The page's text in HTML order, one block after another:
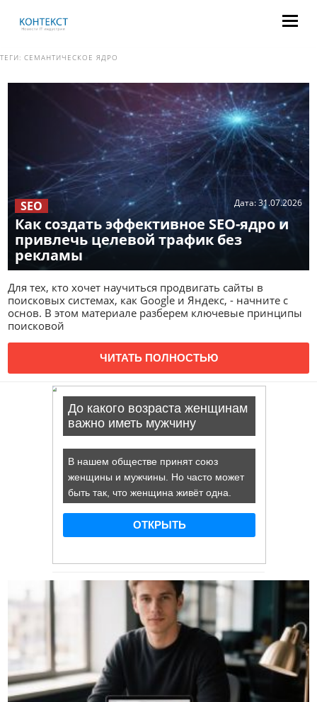
ТЕГИ: СЕМАНТИЧЕСКОЕ ЯДРО
Как создать эффективное SEO-ядро и
привлечь целевой трафик без
рекламы
Дата:31.07.2026
SEO
Для тех, кто хочет научиться продвигать сайты в
поисковых системах, как Google и Яндекс, - начните с
основ. В этом материале разберем ключевые принципы
поисковой
ЧИТАТЬ ПОЛНОСТЬЮ